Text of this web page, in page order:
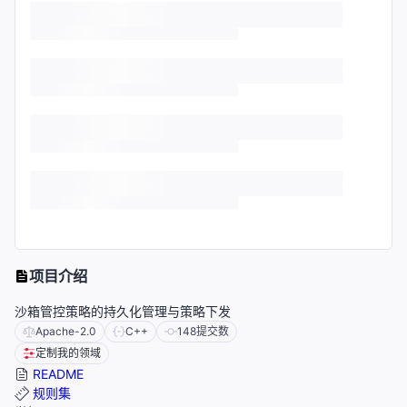
项目介绍
沙箱管控策略的持久化管理与策略下发
Apache-2.0 C++ 148提交数
定制我的领域
README
规则集